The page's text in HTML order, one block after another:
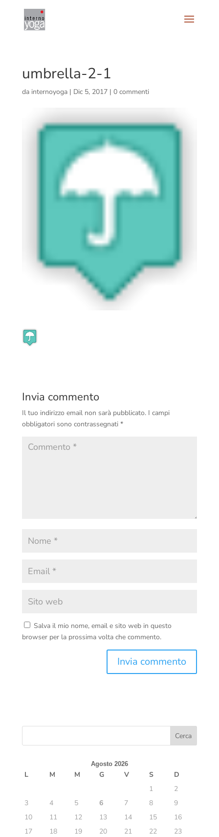
umbrella-2-1
da internoyoga| Dic 5, 2017| 0 commenti
Invia commento
Il tuo indirizzo email non sarà pubblicato. I campi
obbligatori sono contrassegnati *
Salva il mio nome, email e sito web in questo
browser per la prossima volta che commento.
Agosto 2026
L M M G V S
D
1
2
3
4 5 6 7 8
9
10
11 12 13 14 15
16
17
18 19 20 21 22
23